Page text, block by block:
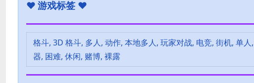
♥ 游戏标签 ♥
格斗, 3D 格斗, 多人, 动作, 本地多人, 玩家对战, 电竞, 街机, 单
器, 困难, 休闲, 赌博, 裸露